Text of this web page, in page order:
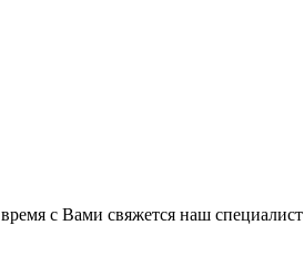
с Вами свяжется наш специалист